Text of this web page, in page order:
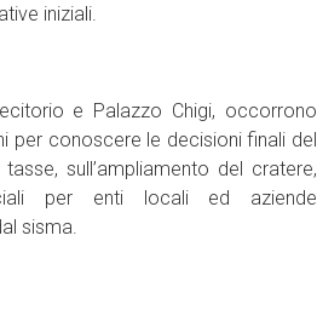
iniziali.
e Palazzo Chigi, occorrono
per conoscere le decisioni finali del
sull’ampliamento del cratere,
per enti locali ed aziende
sisma.